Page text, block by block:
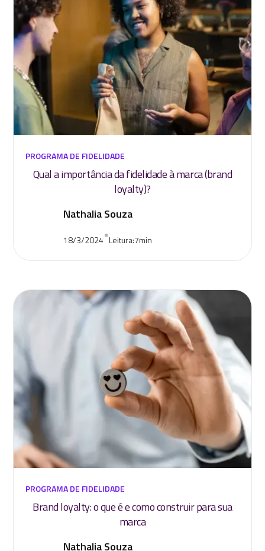
PROGRAMA DE FIDELIDADE
Qual a importância da fidelidade à marca (brand
loyalty)?
Nathalia Souza
18/3/2024•Leitura:7min
PROGRAMA DE FIDELIDADE
Brand loyalty: o que é e como construir para sua
marca
Nathalia Souza